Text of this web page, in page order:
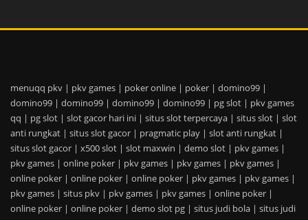
menuqq pkv | pkv games | poker online | poker | domino99 |
domino99 | domino99 | domino99 | domino99 | pg slot | pkv games
qq | pg slot | slot gacor hari ini | situs slot terpercaya | situs slot | slot
anti rungkat | situs slot gacor | pragmatic play | slot anti rungkat |
situs slot gacor | x500 slot | slot maxwin | demo slot | pkv games |
pkv games | online poker | pkv games | pkv games | pkv games |
online poker | online poker | online poker | pkv games | pkv games |
pkv games | situs pkv | pkv games | pkv games | online poker |
online poker | online poker | demo slot pg | situs judi bola | situs judi